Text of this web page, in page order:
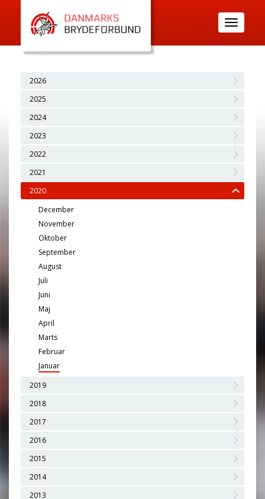
Toggle
navigation
2026
2025
2024
2023
2022
2021
2020
December
November
Oktober
September
August
Juli
Juni
Maj
April
Marts
Februar
Januar
2019
2018
2017
2016
2015
2014
2013